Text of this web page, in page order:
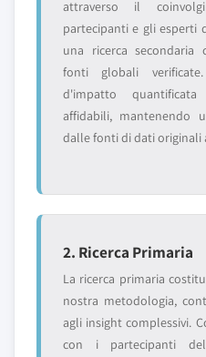
attraverso il
partecipanti e gli esperti
una ricerca secondaria
fonti globali
d'impatto
affidabili, mantenendo
dalle fonti di dati originali
2. Ricerca Primaria
La ricerca primaria
nostra metodologia,
agli insight complessivi.
con i partecipanti